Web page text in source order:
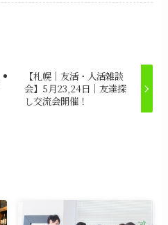
【札幌｜友活・人活雑談
会】5月23,24日｜友達探
し交流会開催！